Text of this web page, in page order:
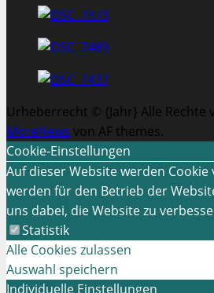
Urheberrecht © {Jahr} Alle Rechte
MoreNews von AF themes.
Cookie-Einstellungen
Auf dieser Website werden Cookie
werden für den Betrieb der
uns dabei, die Website zu
Statistik
Alle Cookies zulassen
Auswahl speichern
Individuelle Einstellungen